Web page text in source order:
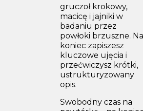
gruczoł krokowy,
macicę i jajniki w
badaniu przez
powłoki brzuszne. Na
koniec zapiszesz
kluczowe ujęcia i
przećwiczysz krótki,
ustrukturyzowany
opis.
Swobodny czas na